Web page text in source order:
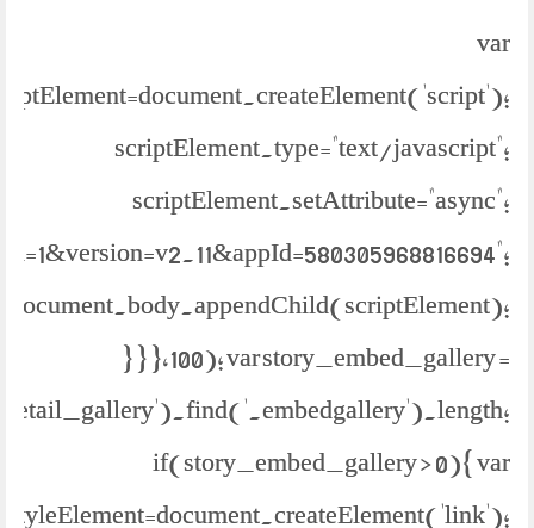
var
scriptElement.type="text/javascript";
scriptElement.setAttribute="async";
document.body.appendChild(scriptElement);
} } },100); var story_embed_gallery =
if(story_embed_gallery > 0){ var
styleElement=document.createElement('link');